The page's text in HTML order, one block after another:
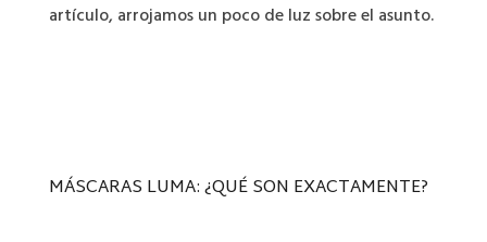
artículo, arrojamos un poco de luz sobre el asunto.
MÁSCARAS LUMA: ¿QUÉ SON EXACTAMENTE?